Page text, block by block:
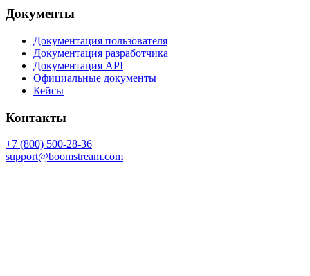
Документы
Документация пользователя
Документация разработчика
Документация API
Официальные документы
Кейсы
Контакты
+7 (800) 500-28-36
support@boomstream.com